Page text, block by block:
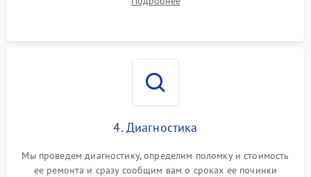
4. Диагностика
Мы проведем диагностику, определим поломку и стоимость
ее ремонта и сразу сообщим вам о сроках ее починки